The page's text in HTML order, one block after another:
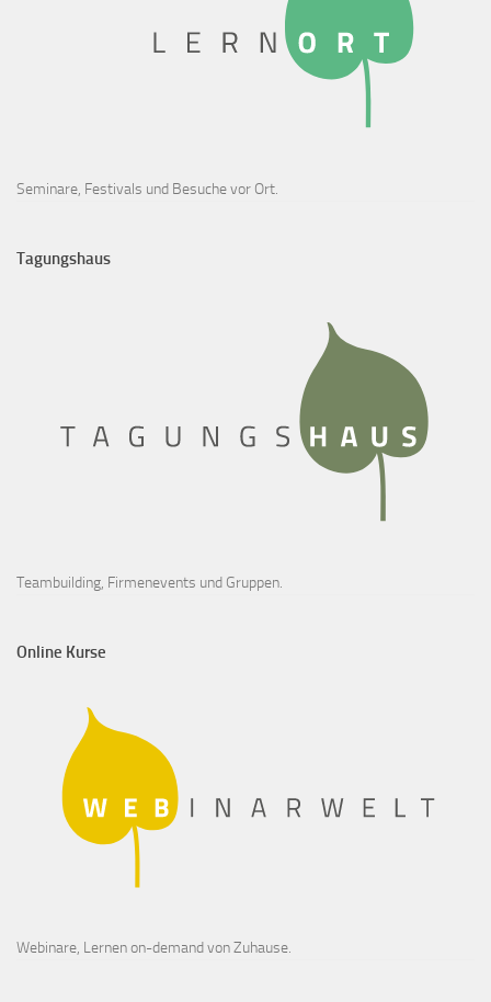
Seminare, Festivals und Besuche vor Ort.
Tagungshaus
Teambuilding, Firmenevents und Gruppen.
Online Kurse
Webinare, Lernen on-demand von Zuhause.